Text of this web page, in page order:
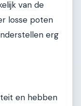
van de
losse poten
erg
en hebben